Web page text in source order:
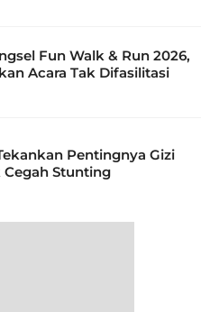
Fun Walk & Run 2026,
Acara Tak Difasilitasi
Pentingnya Gizi
Stunting